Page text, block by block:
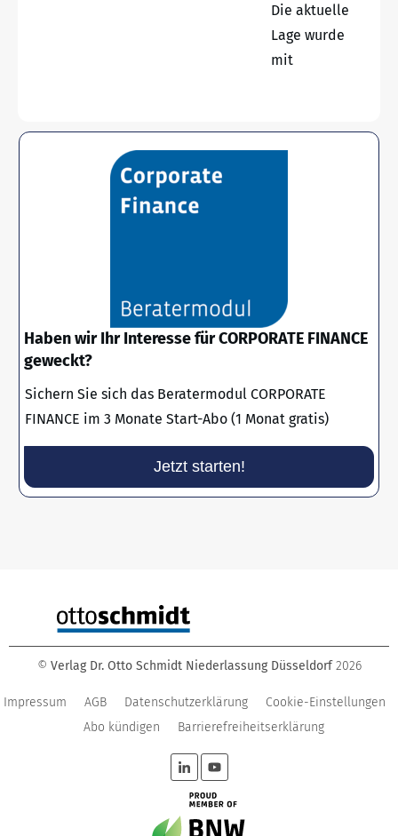
Die aktuelle
Lage wurde
mit
Haben wir Ihr Interesse für CORPORATE FINANCE
geweckt?
Sichern Sie sich das Beratermodul CORPORATE
FINANCE im 3 Monate Start-Abo (1 Monat gratis)
Jetzt starten!
© Verlag Dr. Otto Schmidt Niederlassung Düsseldorf 2026
Impressum AGB Datenschutzerklärung
Cookie-Einstellungen
Abo kündigen
Barrierefreiheitserklärung